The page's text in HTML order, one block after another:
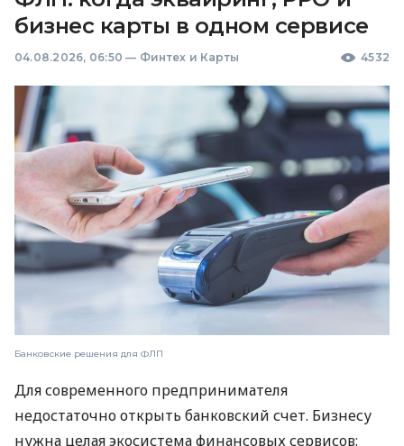
бизнес карты в одном сервисе
04.08.2026, 06:50 — Финтех и Карты 4532
Банковские решения для ФЛП
Для современного предпринимателя
недостаточно открыть банковский счет. Бизнесу
нужна целая экосистема финансовых сервисов: